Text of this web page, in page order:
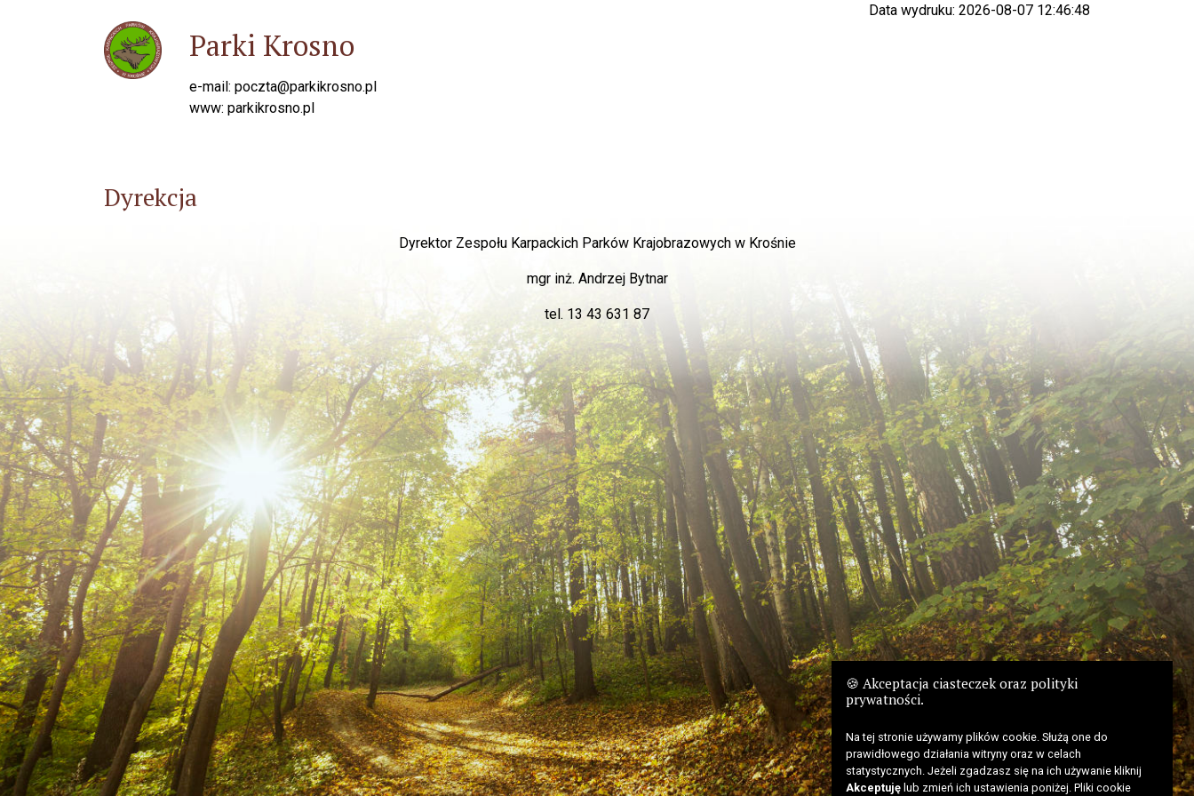
Data wydruku: 2026-08-07 12:46:48
Parki Krosno
e-mail: poczta@parkikrosno.pl
www: parkikrosno.pl
Dyrekcja
Dyrektor Zespołu Karpackich Parków Krajobrazowych w Krośnie
mgr inż. Andrzej Bytnar
tel. 13 43 631 87
🍪 Akceptacja ciasteczek oraz polityki
prywatności.
Na tej stronie używamy plików cookie. Służą one do
prawidłowego działania witryny oraz w celach
statystycznych. Jeżeli zgadzasz się na ich używanie kliknij
Akceptuję lub zmień ich ustawienia poniżej. Pliki cookie